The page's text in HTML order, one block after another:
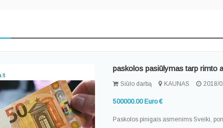
paskolos pasiūlymas tarp rimto
Siūlo darbą KAUNAS 2018/
500000.00 Euro €
Paskolos pinigais asmenims Sveiki,